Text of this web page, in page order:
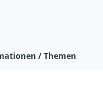
/ Themen